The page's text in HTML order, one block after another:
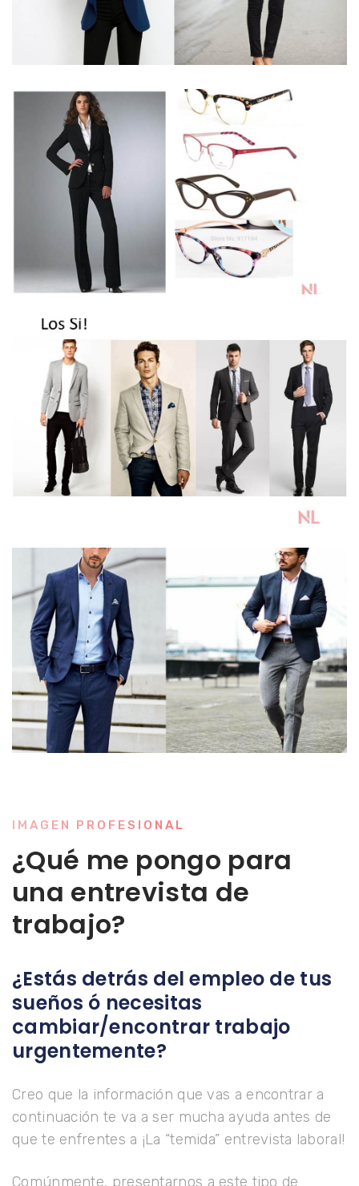
IMAGEN PROFESIONAL
¿Qué me pongo para
una entrevista de
trabajo?
¿Estás detrás del empleo de tus
sueños ó necesitas
cambiar/encontrar trabajo
urgentemente?
Creo que la información que vas a encontrar a
continuación te va a ser mucha ayuda antes de
que te enfrentes a ¡La “temida” entrevista laboral!
Comúnmente, presentarnos a este tipo de